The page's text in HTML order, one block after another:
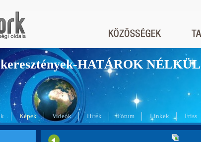
HATÁROK NÉLKÜL
Képek Videók Hírek Fórum Linkek Friss